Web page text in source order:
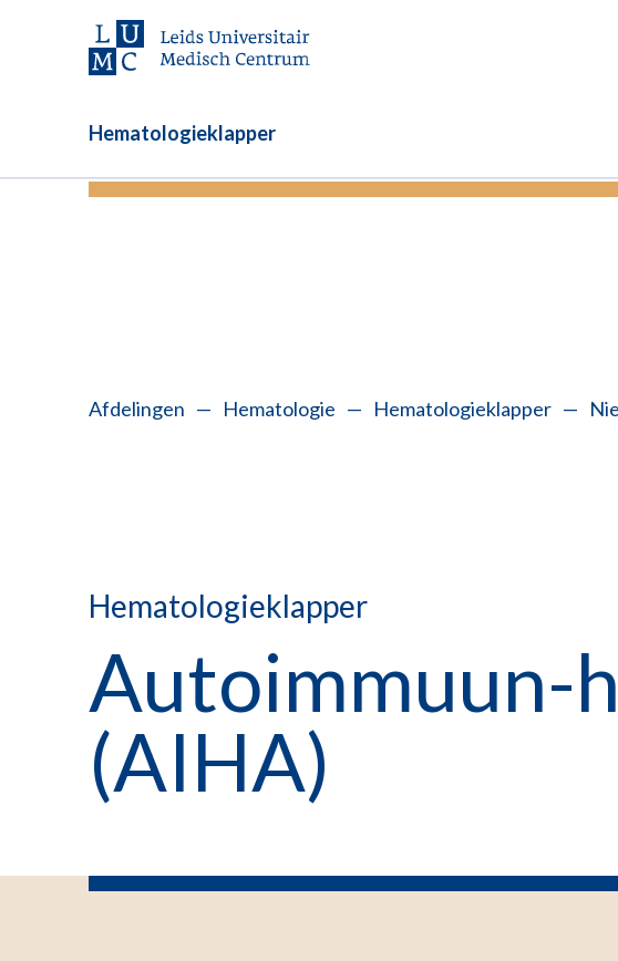
HematologieklapperU kunt vanaf nu online inchecken (aanmelden)
Afdelingen — Hematologie — Hematologieklapper —
Hematologieklapper
Autoimmuun-
(AIHA)